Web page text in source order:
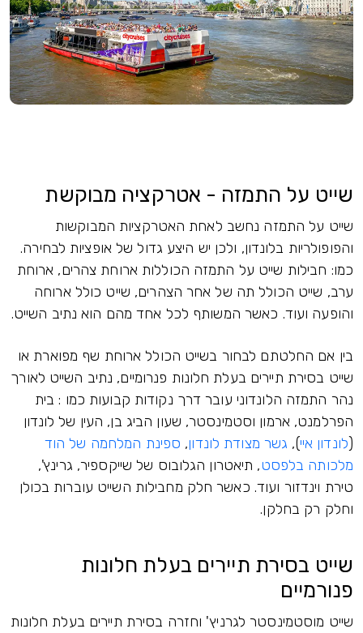
שייט על התמזה - אטרקציה מבוקשת
שייט על התמזה נחשב לאחת האטרקציות המבוקשות
והפופולריות בלונדון, ולכן יש היצע גדול של אופציות לבחירה.
כמו: חבילות שייט על התמזה הכוללות ארוחת צהרים, ארוחת
ערב, שייט הכולל תה של אחר הצהרים, שייט כולל ארוחה
והופעה ועוד. כאשר המשותף לכל אחד מהם הוא נתיב השייט.
בין אם החלטתם לבחור בשייט הכולל ארוחת שף מפוארת או
שייט בסירת תיירים בעלת חלונות פנרומיים, נתיב השייט לאורך
נהר התמזה הלונדוני עובר דרך נקודות קבועות כמו : בית
הפרלמנט, ארמון וסטמינסטר, שעון הביג בן, העין של לונדון
(לונדון איי), גשר מצודת לונדון, ספינת המלחמה של הוד
מלכותה בלפסט, תיאטרון הגלובוס של שייקספיר, גרינץ',
טירת וינדזור ועוד. כאשר חלק מחבילות השייט עוברות בכולן
וחלק רק בחלקן.
שייט בסירת תיירים בעלת חלונות
פנורמיים
שייט מוסטמינסטר לגרניץ' וחזרה בסירת תיירים בעלת חלונות